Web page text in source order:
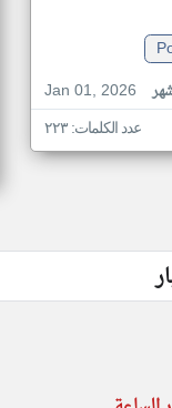
Jan 01, 2026
عدد الكلمات: ٢٢٣